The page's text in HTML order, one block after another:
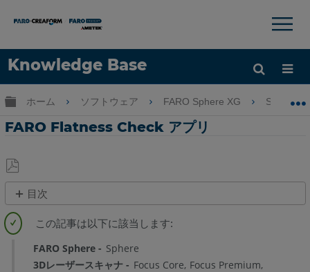
Knowledge Base
言語
×
グローバル階層を展開/折りたたむ
ホーム ソフトウェア FARO Sphere XG Sphere
FARO Flatness Check アプリ
PDF
と
し
て
目次
ダ
ウ
FARO Sphere
Sphere
3Dレーザースキャナ
Focus Core Focus Premium